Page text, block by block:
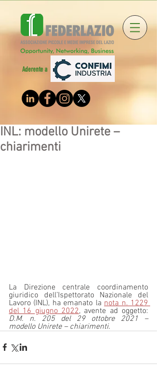
Aderente a
INL: modello Unirete –
chiarimenti
La Direzione centrale coordinamento
giuridico dell’Ispettorato Nazionale del
Lavoro (INL), ha emanato la nota n. 1229
del 16 giugno 2022
D.M. n. 205 del 29 ottobre 2021 –
modello Unirete – chiarimenti.